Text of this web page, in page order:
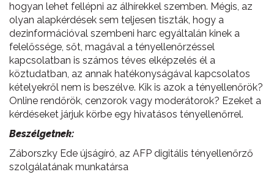
hogyan lehet fellépni az álhírekkel szemben. Mégis, az
olyan alapkérdések sem teljesen tiszták, hogy a
dezinformációval szembeni harc egyáltalán kinek a
felelőssége, sőt, magával a tényellenőrzéssel
kapcsolatban is számos téves elképzelés él a
köztudatban, az annak hatékonyságával kapcsolatos
kételyekről nem is beszélve. Kik is azok a tényellenőrök?
Online rendőrök, cenzorok vagy moderátorok? Ezeket a
kérdéseket járjuk körbe egy hivatásos tényellenőrrel.
Beszélgetnek:
Záborszky Ede újságíró, az AFP digitális tényellenőrző
szolgálatának munkatársa